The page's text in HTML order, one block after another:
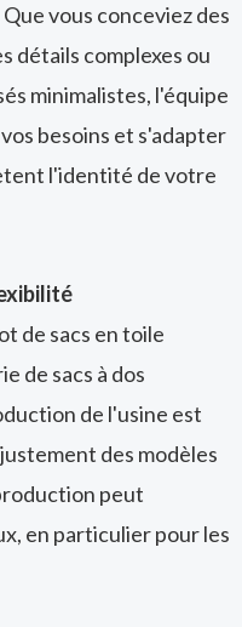
vous conceviez des
détails complexes ou
minimalistes, l'équipe
besoins et s'adapter
l'identité de votre
de sacs en toile
de sacs à dos
de l'usine est
des modèles
peut
en particulier pour les